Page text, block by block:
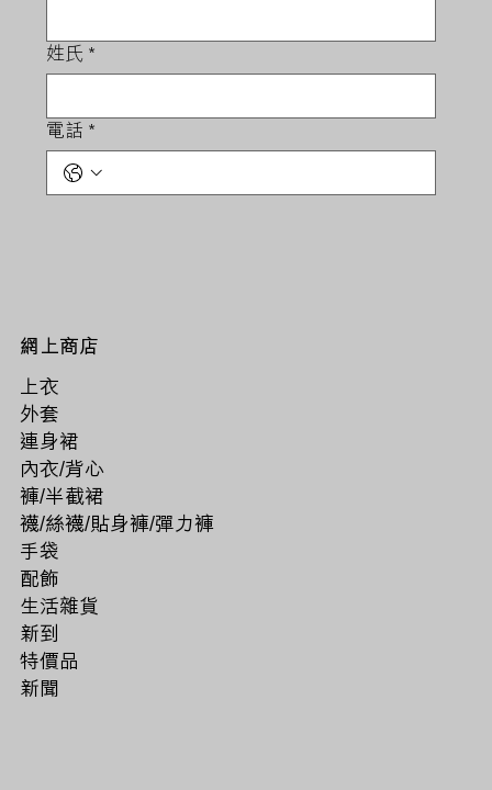
姓氏 *
電話 *
上衣
外套
連身裙
內衣/背心
褲/半截裙
襪/絲襪/貼身褲/彈力褲
手袋
配飾
生活雜貨
新到
特價品
新聞
網上商店